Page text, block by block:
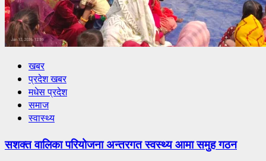
खबर
प्रदेश खबर
मधेस प्रदेश
समाज
स्वास्थ्य
सशक्त वालिका परियोजना अन्तरगत स्वस्थ्य आमा समुह गठन